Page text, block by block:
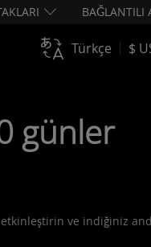
BAĞLANTILI
Türkçe $
günler
etkinleştirin ve indiğiniz